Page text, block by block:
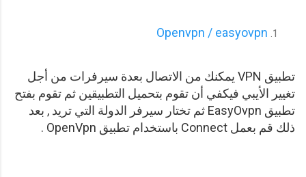
Openvpn / easyovpn
تطبيق VPN يمكنك من الاتصال بعدة سيرفرات من أجل
تغيير الأيبي فيكفي أن تقوم بتحميل التطبيقين ثم تقوم بفتح
تطبيق EasyOvpn ثم تختار سيرفر الدولة التي تريد , بعد
ذلك قم بعمل Connect باستخدام تطبيق OpenVpn .